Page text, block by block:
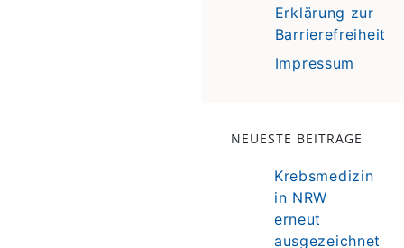
Erklärung zur
Barrierefreiheit
Impressum
NEUESTE BEITRÄGE
Krebsmedizin
in NRW
erneut
ausgezeichnet